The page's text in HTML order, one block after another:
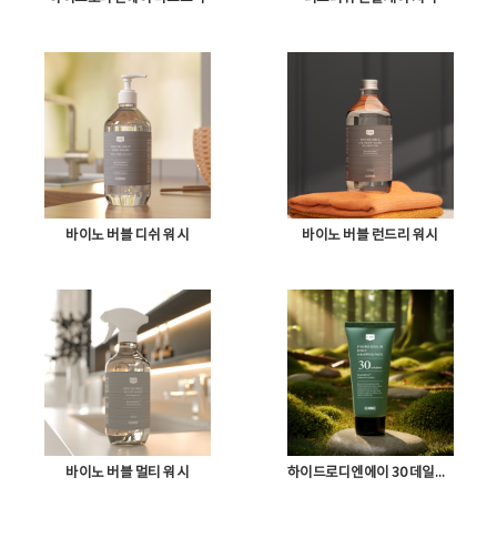
바이노 버블 디쉬 워시 바이노 버블 런드리 워시
바이노 버블 멀티 워시 하이드로디엔에이 30 데일리랩핑팩